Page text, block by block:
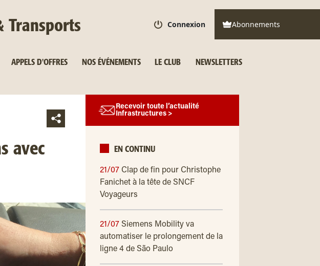
Transports Connexion Abonnements
APPELS D'OFFRES NOS ÉVÉNEMENTS LE CLUB NEWSLETTERS
avec
Recevoir toute l’actualité
Infrastructures >
EN CONTINU
21/07 Clap de fin pour Christophe
Fanichet à la tête de SNCF
Voyageurs
21/07 Siemens Mobility va
automatiser le prolongement de la
ligne 4 de São Paulo